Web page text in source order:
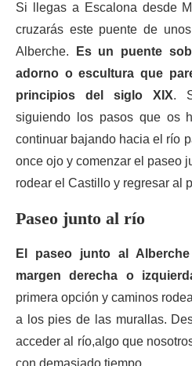
Si llegas a Escalona desde
cruzarás este puente de
Alberche.
Es un puente
adorno o escultura que
principios del siglo XIX.
siguiendo los pasos que os
continuar bajando hacia el río
once ojo y comenzar el paseo
rodear el Castillo y regresar al
Paseo junto al río
El paseo junto al
margen derecha o
primera opción y caminos
a los pies de las murallas.
acceder al río,algo que
con demasiado tiempo.